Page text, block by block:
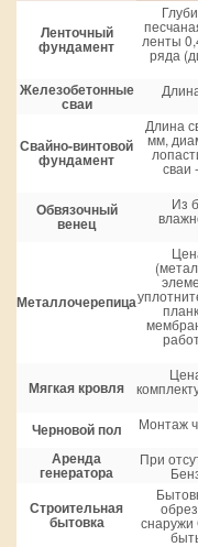
Ленточный
фундамент ленты
ряда
Железобетонные
сваи
Свайно-винтовой
фундамент
Длина
мм,
сваи
Обвязочный
венец
Из
Металлочерепица
Мягкая кровля
Черновой пол Монтаж
Аренда
генератора
При
Строительная
бытовка